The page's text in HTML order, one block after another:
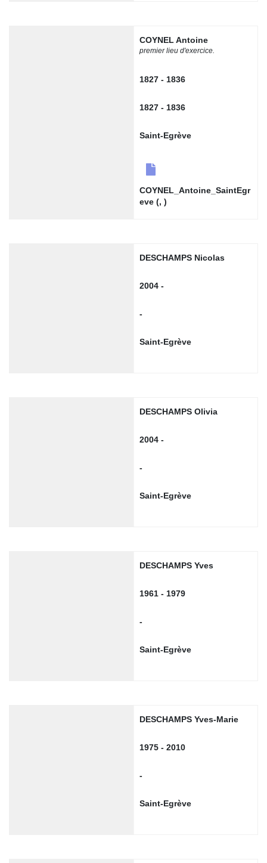
COYNEL Antoine
premier lieu d'exercice.
1827 - 1836
1827 - 1836
Saint-Egrève
COYNEL_Antoine_SaintEgr
eve (, )
DESCHAMPS Nicolas
2004 -
-
Saint-Egrève
DESCHAMPS Olivia
2004 -
-
Saint-Egrève
DESCHAMPS Yves
1961 - 1979
-
Saint-Egrève
DESCHAMPS Yves-Marie
1975 - 2010
-
Saint-Egrève